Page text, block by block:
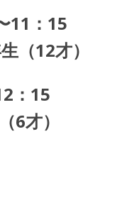
11：15
（12才）
：15
6才）